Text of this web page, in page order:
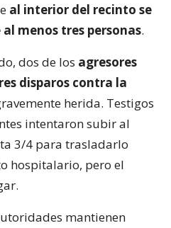
al interior del recinto se
menos tres personas.
dos de los agresores
disparos contra la
herida. Testigos
intentaron subir al
3/4 para trasladarlo
hospitalario, pero el
mantienen